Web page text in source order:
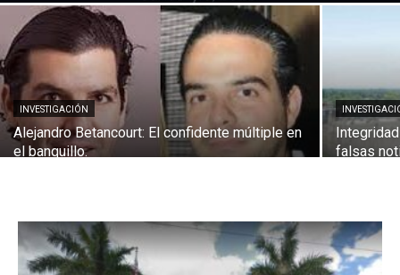
INVESTIGACIÓN
Alejandro Betancourt: El confidente múltiple en
el banquillo.
falsas